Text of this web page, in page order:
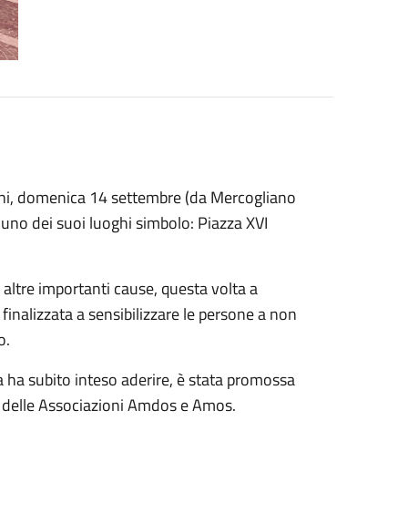
domenica 14 settembre (da Mercogliano
dei suoi luoghi simbolo: Piazza XVI
importanti cause, questa volta a
a sensibilizzare le persone a non
subito inteso aderire, è stata promossa
Associazioni Amdos e Amos.